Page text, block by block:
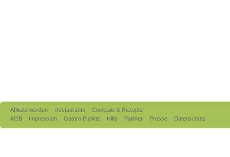
Affiliate werden Restaurants
Cocktails & Rezepte
AGB
Impressum Gastro Punkte Hilfe Partner Presse Datenschutz